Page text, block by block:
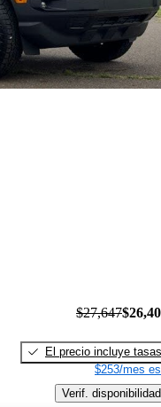
$27,647
El precio incluye tasas
$253/mes
Verif. disponibilidad